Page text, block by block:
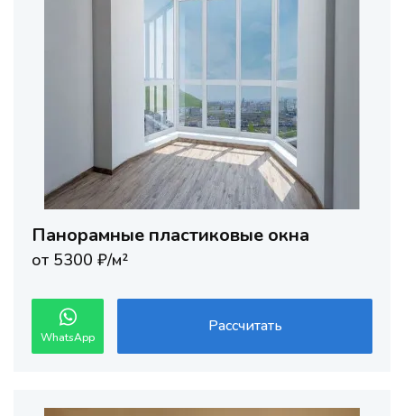
Панорамные пластиковые окна
от 5300 ₽/м²
WhatsApp
Рассчитать